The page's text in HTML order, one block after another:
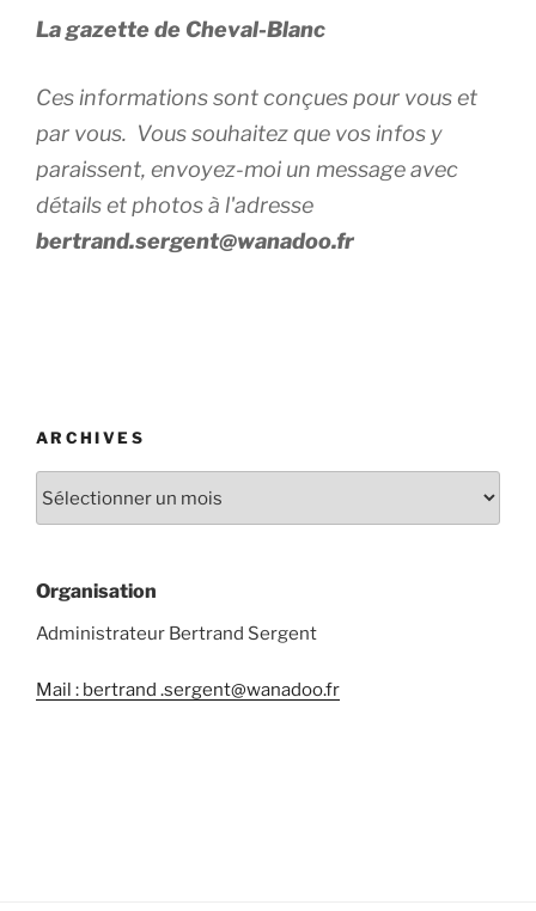
La gazette de Cheval-Blanc
Ces informations sont conçues pour vous et
par vous. Vous souhaitez que vos infos y
paraissent, envoyez-moi un message avec
détails et photos à l'adresse
bertrand.sergent@wanadoo.fr
ARCHIVES
Organisation
Administrateur Bertrand Sergent
Mail : bertrand .sergent@wanadoo.fr